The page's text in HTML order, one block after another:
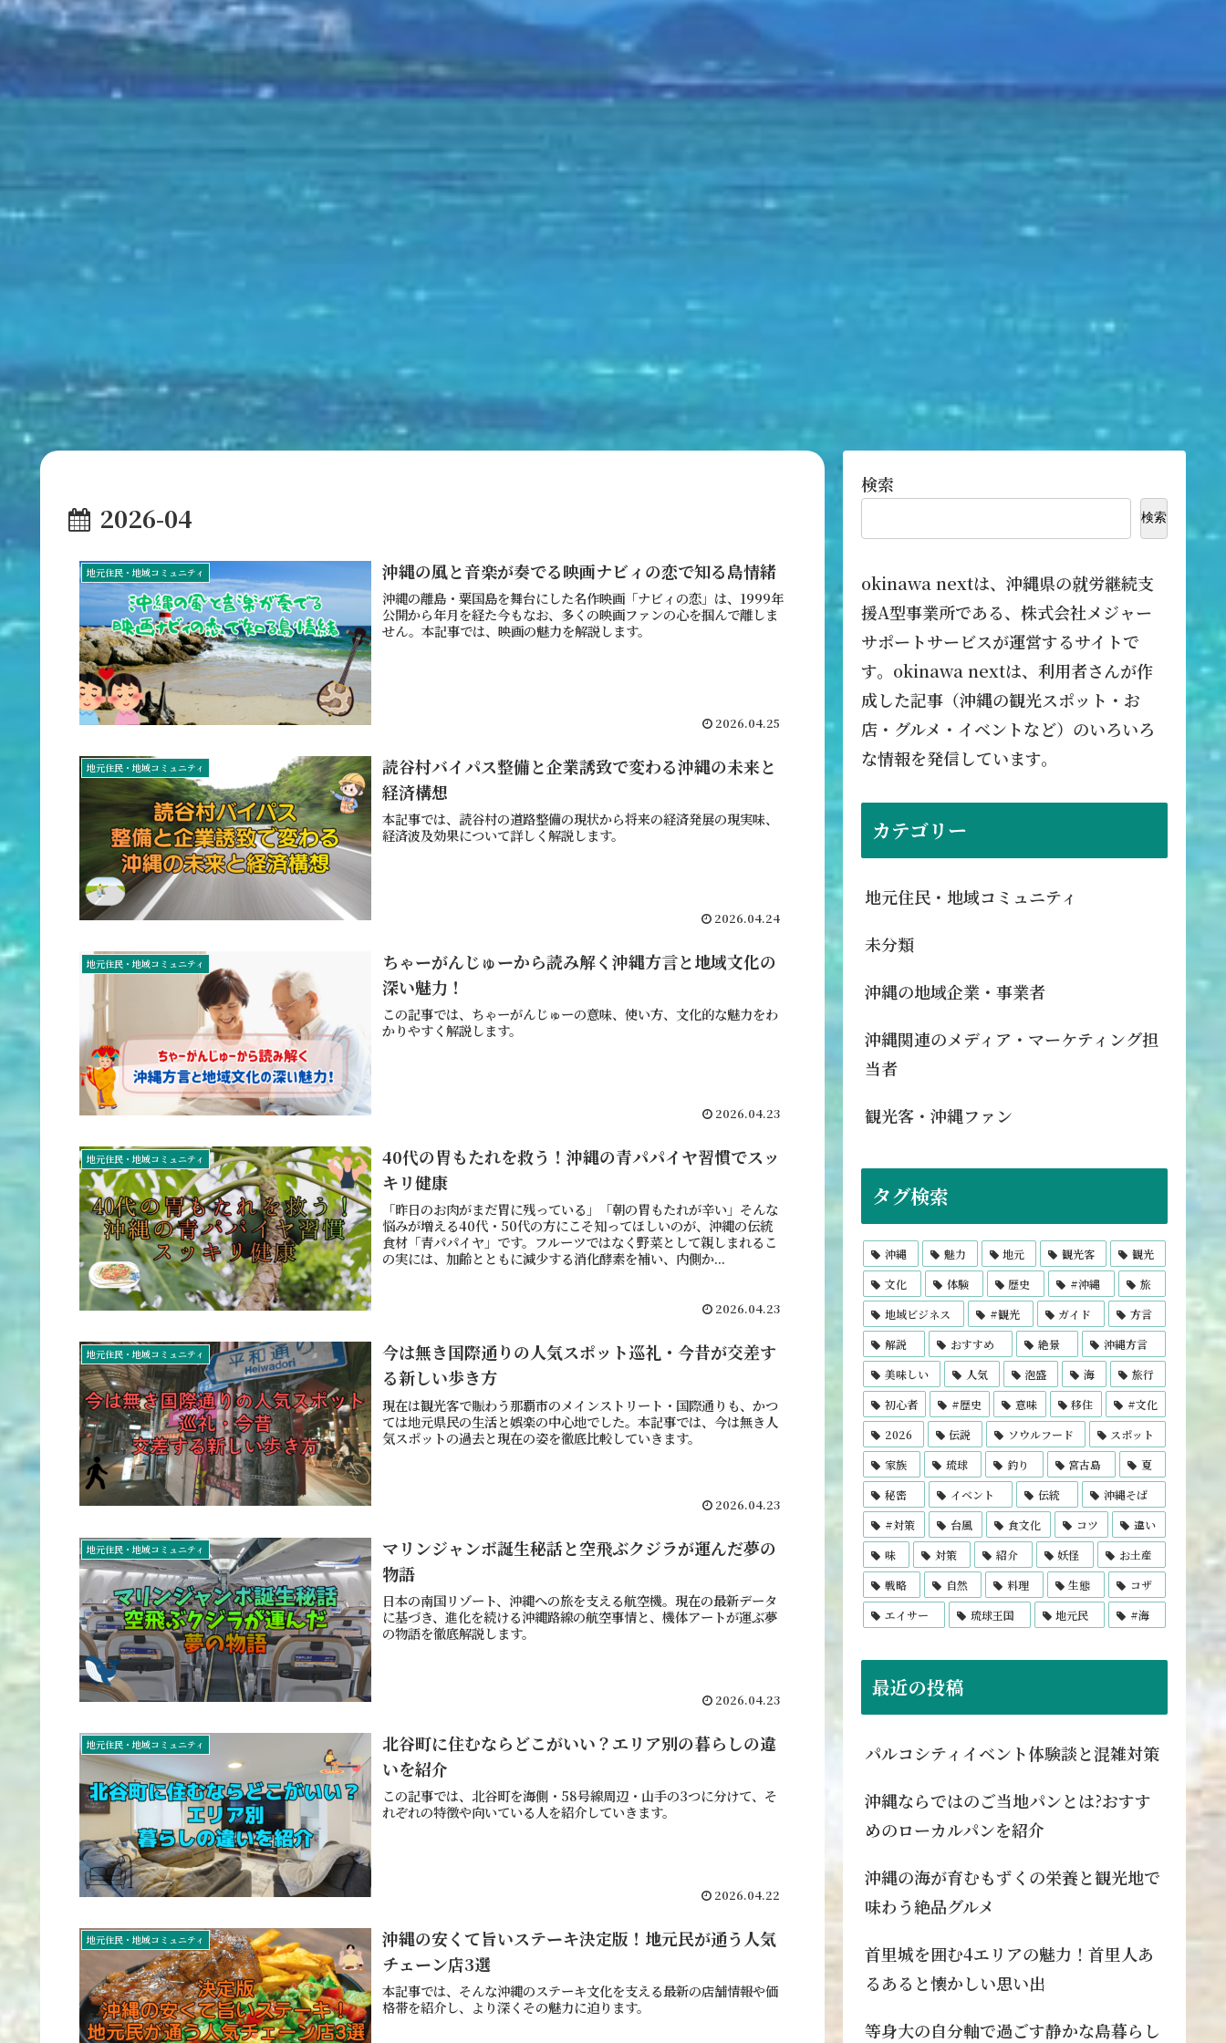
2026-04
地元住民・地域コミュニティ 沖縄の風と音楽が奏でる映画ナビィの恋で知る島情緒
沖縄の離島・粟国島を舞台にした名作映画「ナビィの恋」は、1999年
公開から年月を経た今もなお、多くの映画ファンの心を掴んで離しま
せん。本記事では、映画の魅力を解説します。
2026.04.25
地元住民・地域コミュニティ
読谷村バイパス整備と企業誘致で変わる沖縄の未来と
経済構想
本記事では、読谷村の道路整備の現状から将来の経済発展の現実味、
経済波及効果について詳しく解説します。
2026.04.24
地元住民・地域コミュニティ
ちゃーがんじゅーから読み解く沖縄方言と地域文化の
深い魅力！
この記事では、ちゃーがんじゅーの意味、使い方、文化的な魅力をわ
かりやすく解説します。
2026.04.23
地元住民・地域コミュニティ
40代の胃もたれを救う！沖縄の青パパイヤ習慣でスッ
キリ健康
「昨日のお肉がまだ胃に残っている」「朝の胃もたれが辛い」そんな
悩みが増える40代・50代の方にこそ知ってほしいのが、沖縄の伝統
食材「青パパイヤ」です。フルーツではなく野菜として親しまれるこ
の実には、加齢とともに減少する消化酵素を補い、内側か...
2026.04.23
地元住民・地域コミュニティ
今は無き国際通りの人気スポット巡礼・今昔が交差す
る新しい歩き方
現在は観光客で賑わう那覇市のメインストリート・国際通りも、かつ
ては地元県民の生活と娯楽の中心地でした。本記事では、今は無き人
気スポットの過去と現在の姿を徹底比較していきます。
2026.04.23
地元住民・地域コミュニティ
マリンジャンボ誕生秘話と空飛ぶクジラが運んだ夢の
物語
日本の南国リゾート、沖縄への旅を支える航空機。現在の最新データ
に基づき、進化を続ける沖縄路線の航空事情と、機体アートが運ぶ夢
の物語を徹底解説します。
2026.04.23
地元住民・地域コミュニティ
北谷町に住むならどこがいい？エリア別の暮らしの違
いを紹介
この記事では、北谷町を海側・58号線周辺・山手の3つに分けて、そ
れぞれの特徴や向いている人を紹介していきます。
2026.04.22
地元住民・地域コミュニティ
沖縄の安くて旨いステーキ決定版！地元民が通う人気
チェーン店3選
本記事では、そんな沖縄のステーキ文化を支える最新の店舗情報や価
格帯を紹介し、より深くその魅力に迫ります。
検索
検索
okinawa nextは、沖縄県の就労継続支
援A型事業所である、株式会社メジャー
サポートサービスが運営するサイトで
す。okinawa nextは、利用者さんが作
成した記事（沖縄の観光スポット・お
店・グルメ・イベントなど）のいろいろ
な情報を発信しています。
カテゴリー
地元住民・地域コミュニティ
未分類
沖縄の地域企業・事業者
沖縄関連のメディア・マーケティング担
当者
観光客・沖縄ファン
タグ検索
沖縄 魅力 地元 観光客
観光
文化
体験 歴史 #沖縄
旅
地域ビジネス
#観光 ガイド
方言
解説
おすすめ 絶景
沖縄方言
美味しい
人気 泡盛 海
旅行
初心者
#歴史 意味 移住
#文化
2026
伝説 ソウルフード
スポット
家族
琉球 釣り 宮古島
夏
秘密
イベント 伝統
沖縄そば
#対策
台風 食文化 コツ
違い
味
対策 紹介 妖怪
お土産
戦略
自然 料理 生態
コザ
エイサー
琉球王国 地元民 #海
最近の投稿
パルコシティイベント体験談と混雑対策
沖縄ならではのご当地パンとは?おすす
めのローカルパンを紹介
沖縄の海が育むもずくの栄養と観光地で
味わう絶品グルメ
首里城を囲む4エリアの魅力！首里人あ
るあると懐かしい思い出
等身大の自分軸で過ごす静かな島暮らし